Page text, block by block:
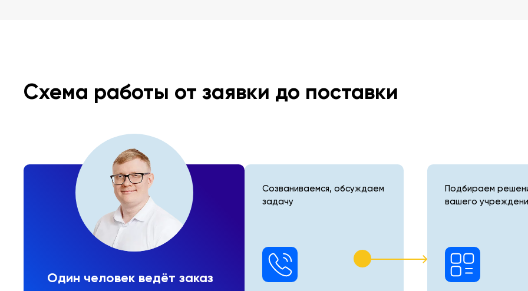
Схема работы от заявки до поставки
Один человек ведёт заказ
Созваниваемся, обсуждаем
задачу
Подбираем
вашего